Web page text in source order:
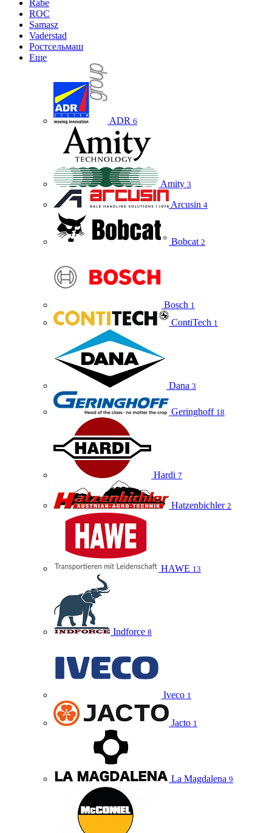
Rabe
ROC
Samasz
Vaderstad
Ростсельмаш
Еще
ADR 6
Amity 3
Arcusin 4
Bobcat 2
Bosch 1
ContiTech 1
Dana 3
Geringhoff 18
Hardi 7
Hatzenbichler 2
HAWE 13
Indforce 8
Iveco 1
Jacto 1
La Magdalena 9